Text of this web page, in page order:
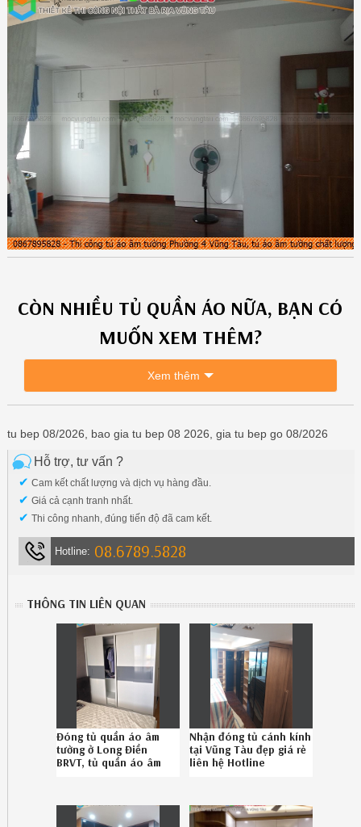
CÒN NHIỀU TỦ QUẦN ÁO NỮA, BẠN CÓ
MUỐN XEM THÊM?
Xem thêm
tu bep 08/2026, bao gia tu bep 08 2026, gia tu bep go 08/2026
Hỗ trợ, tư vấn ?
✔ Cam kết chất lượng và dịch vụ hàng đầu.
✔ Giá cả cạnh tranh nhất.
✔ Thi công nhanh, đúng tiến độ đã cam kết.
Hotline: 08.6789.5828
THÔNG TIN LIÊN QUAN
Đóng tủ quần áo âm
tường ở Long Điền
BRVT, tủ quần áo âm
Nhận đóng tủ cánh kính
tại Vũng Tàu đẹp giá rẻ
liên hệ Hotline